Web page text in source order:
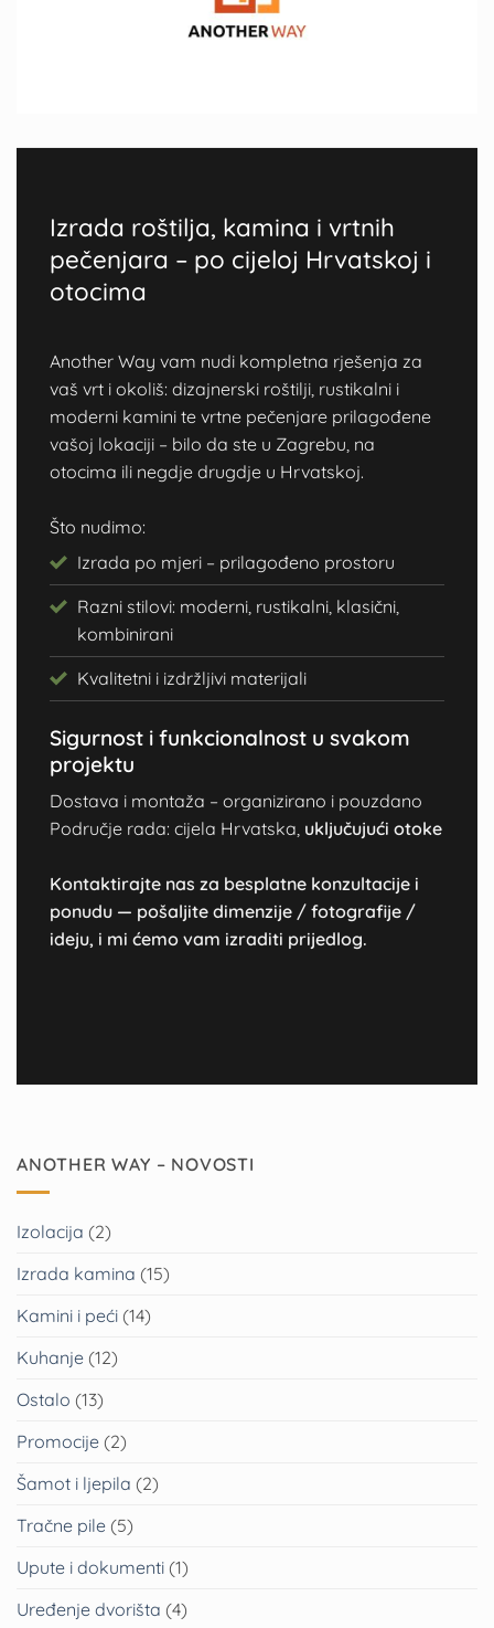
ANOTHER WAY – NOVOSTI
Izolacija (2)
Izrada kamina (15)
Kamini i peći (14)
Kuhanje (12)
Ostalo (13)
Promocije (2)
Šamot i ljepila (2)
Tračne pile (5)
Upute i dokumenti (1)
Uređenje dvorišta (4)
Izrada roštilja, kamina i vrtnih
pečenjara – po cijeloj Hrvatskoj i
otocima
Another Way vam nudi kompletna rješenja za
vaš vrt i okoliš: dizajnerski roštilji, rustikalni i
moderni kamini te vrtne pečenjare prilagođene
vašoj lokaciji – bilo da ste u Zagrebu, na
otocima ili negdje drugdje u Hrvatskoj.
Što nudimo:
Izrada po mjeri – prilagođeno prostoru
Razni stilovi: moderni, rustikalni, klasični,
kombinirani
Kvalitetni i izdržljivi materijali
Sigurnost i funkcionalnost u svakom
projektu
Dostava i montaža – organizirano i pouzdano
Područje rada: cijela Hrvatska, uključujući otoke
Kontaktirajte nas za besplatne konzultacije i
ponudu — pošaljite dimenzije / fotografije /
ideju, i mi ćemo vam izraditi prijedlog.